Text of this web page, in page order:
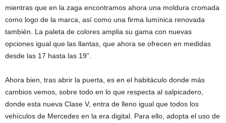
mientras que en la zaga encontramos ahora una moldura cromada
como logo de la marca, así como una firma lumínica renovada
también. La paleta de colores amplia su gama con nuevas
opciones igual que las llantas, que ahora se ofrecen en medidas
desde las 17 hasta las 19”.
Ahora bien, tras abrir la puerta, es en el habitáculo donde más
cambios vemos, sobre todo en lo que respecta al salpicadero,
donde esta nueva Clase V, entra de lleno igual que todos los
vehículos de Mercedes en la era digital. Para ello, adopta el uso de